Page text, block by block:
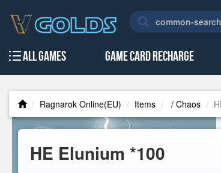
All Games Game Card Recharge
Ragnarok Online(EU) Items / Chaos
HE Elunium *100